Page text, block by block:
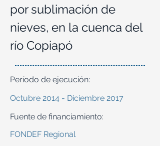
por sublimación de
nieves, en la cuenca del
río Copiapó
Período de ejecución:
Octubre 2014 - Diciembre 2017
Fuente de financiamiento:
FONDEF Regional